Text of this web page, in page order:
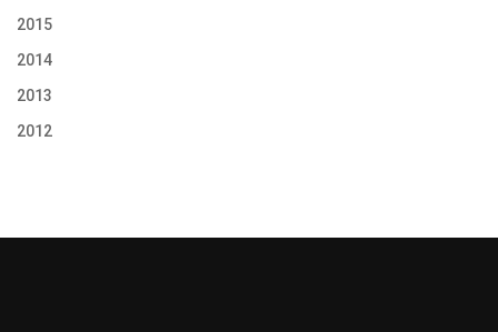
2015
2014
2013
2012